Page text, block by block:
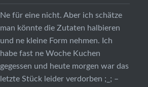
Ne für eine nicht. Aber ich schätze
man könnte die Zutaten halbieren
und ne kleine Form nehmen. Ich
habe fast ne Woche Kuchen
gegessen und heute morgen war das
letzte Stück leider verdorben ;_; –